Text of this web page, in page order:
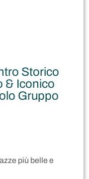
Storico
& Iconico
Gruppo
più belle e